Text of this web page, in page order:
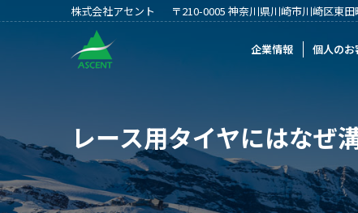
株式会社アセント 〒210-0005 神奈川県川崎市川崎区東田
企業情報 個人のお
レース用タイヤにはなぜ
企業情報 個人のお客様 法人のお